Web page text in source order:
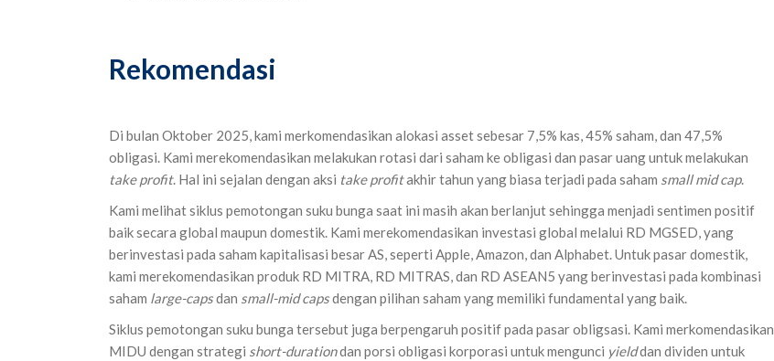
Rekomendasi
Di bulan Oktober 2025, kami merkomendasikan alokasi asset sebesar 7,5% kas, 45% saham, dan 47,5%
obligasi. Kami merekomendasikan melakukan rotasi dari saham ke obligasi dan pasar uang untuk melakukan
take profit. Hal ini sejalan dengan aksi take profitakhir tahun yang biasa terjadi pada saham small mid cap.
Kami melihat siklus pemotongan suku bunga saat ini masih akan berlanjut sehingga menjadi sentimen positif
baik secara global maupun domestik. Kami merekomendasikan investasi global melalui RD MGSED, yang
berinvestasi pada saham kapitalisasi besar AS, seperti Apple, Amazon, dan Alphabet. Untuk pasar domestik,
kami merekomendasikan produk RD MITRA, RD MITRAS, dan RD ASEAN5 yang berinvestasi pada kombinasi
saham large-capsdan small-mid capsdengan pilihan saham yang memiliki fundamental yang baik.
Siklus pemotongan suku bunga tersebut juga berpengaruh positif pada pasar obligsasi. Kami merkomendasikan
MIDU dengan strategi short-durationdan porsi obligasi korporasi untuk mengunci yielddan dividen untuk